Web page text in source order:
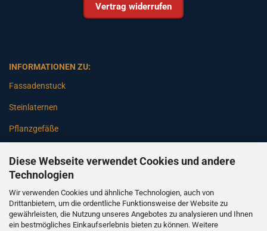
Diese Webseite verwendet Cookies und andere
Technologien
Wir verwenden Cookies und ähnliche Technologien, auch von
Drittanbietern, um die ordentliche Funktionsweise der Website zu
gewährleisten, die Nutzung unseres Angebotes zu analysieren und Ihnen
ein bestmögliches Einkaufserlebnis bieten zu können. Weitere
Vertrag widerrufen
INFORMATIONEN ZU:
Fassadenstuck
Steinlaternen
Pflanzgefäße
Gartenbänke
Pfeiler
Gartenbrunnen